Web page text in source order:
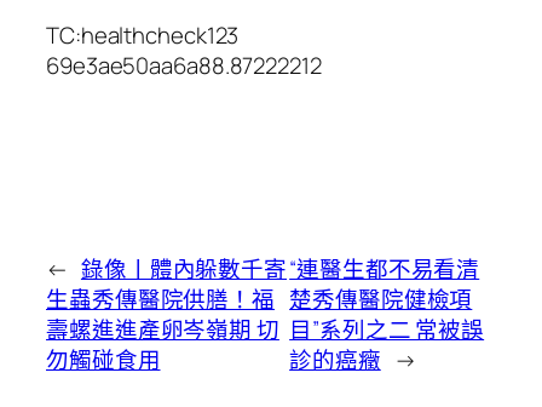
TC:healthcheck123
69e3ae50aa6a88.87222212
← 錄像丨體內躲數千寄
生蟲秀傳醫院供膳！福
壽螺進進產卵岑嶺期 切
勿觸碰食用
“連醫生都不易看清
楚秀傳醫院健檢項
目”系列之二 常被誤
診的癌癥 →